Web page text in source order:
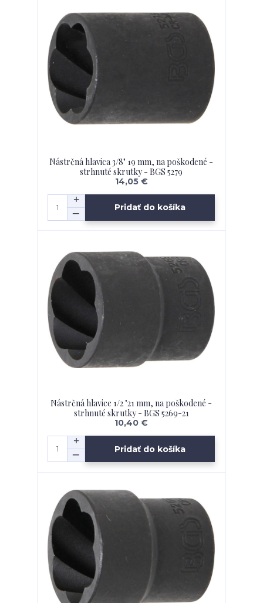
Nástrčná hlavica 3/8" 19 mm, na poškodené -
strhnuté skrutky - BGS 5279
14,05 €
Pridať do košíka
Nástrčná hlavice 1/2 "21 mm, na poškodené -
strhnuté skrutky - BGS 5269-21
10,40 €
Pridať do košíka